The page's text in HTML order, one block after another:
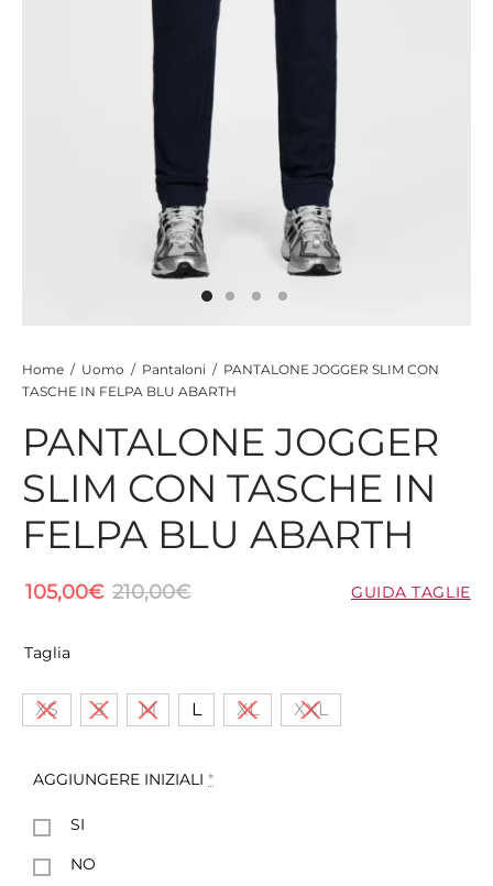
Home / Uomo / Pantaloni / PANTALONE JOGGER SLIM CON
TASCHE IN FELPA BLU ABARTH
PANTALONE JOGGER
SLIM CON TASCHE IN
FELPA BLU ABARTH
105,00€ 210,00€ GUIDA TAGLIE
Taglia
XS S M L XL XXL
AGGIUNGERE INIZIALI *
SI
NO